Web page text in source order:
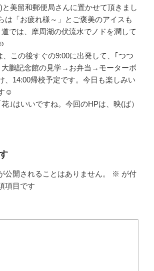
と美留和郵便局さんに置かせて頂きまし
は「お疲れ様～」とご褒美のアイスも
では、摩周湖の伏流水でノドを潤して
この後すぐの9:00に出発して、｢つつ
鵬記念館の見学→お弁当→モーターボ
、14:00帰校予定です。今日も楽しみい
☺
｣はいいですね。今回のHPは、映(ば）
公開されることはありません。 ※ が付
項目です